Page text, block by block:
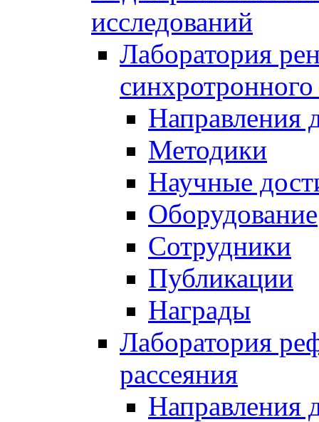
исследований
Лаборатория
Направления
Методики
Научные
Оборудование
Сотрудники
Публикации
Награды
Лаборатория
рассеяния
Направления